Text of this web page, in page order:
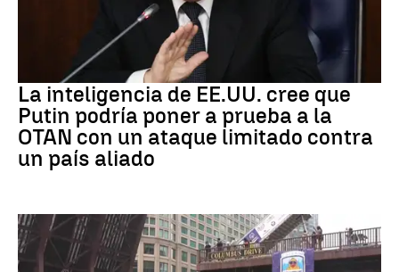
La inteligencia de EE.UU. cree que
Putin podría poner a prueba a la
OTAN con un ataque limitado contra
un país aliado